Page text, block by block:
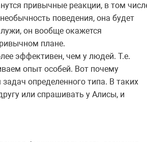
привычные реакции, в том
поведения, она будет
он вообще окажется
плане.
эффективен, чем у людей. Т.е.
опыт особей. Вот почему
определенного типа. В таких
или спрашивать у Алисы, и